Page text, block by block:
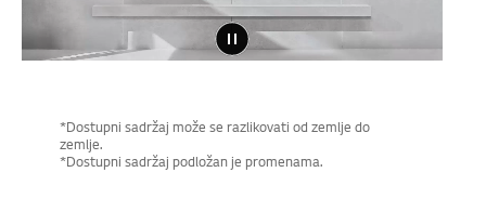
*Dostupni sadržaj može se razlikovati od zemlje do
zemlje.
*Dostupni sadržaj podložan je promenama.